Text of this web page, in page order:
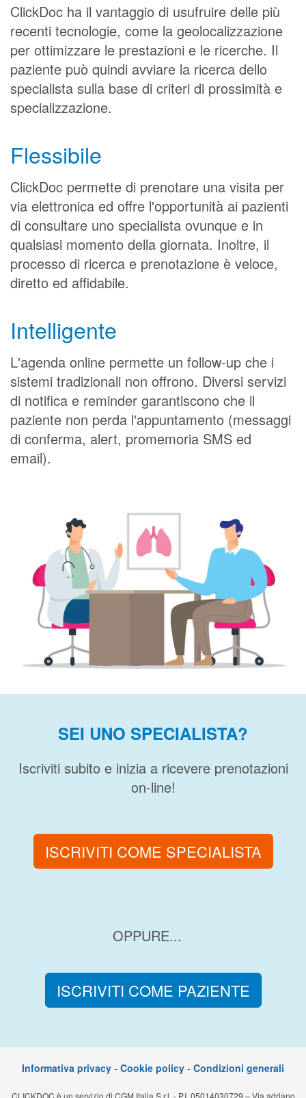
ClickDoc ha il vantaggio di usufruire delle più
recenti tecnologie, come la geolocalizzazione
per ottimizzare le prestazioni e le ricerche. Il
paziente può quindi avviare la ricerca dello
specialista sulla base di criteri di prossimità e
specializzazione.
Flessibile
ClickDoc permette di prenotare una visita per
via elettronica ed offre l'opportunità ai pazienti
di consultare uno specialista ovunque e in
qualsiasi momento della giornata. Inoltre, il
processo di ricerca e prenotazione è veloce,
diretto ed affidabile.
Intelligente
L'agenda online permette un follow-up che i
sistemi tradizionali non offrono. Diversi servizi
di notifica e reminder garantiscono che il
paziente non perda l'appuntamento (messaggi
di conferma, alert, promemoria SMS ed
email).
SEI UNO SPECIALISTA?
Iscriviti subito e inizia a ricevere prenotazioni
on-line!
ISCRIVITI COME SPECIALISTA
OPPURE...
ISCRIVITI COME PAZIENTE
Informativa privacy - Cookie policy - Condizioni generali